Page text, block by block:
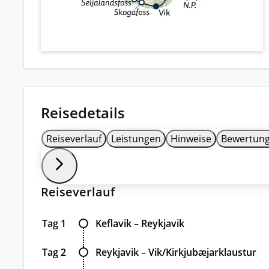
Reisedetails
Reiseverlauf Leistungen Hinweise
Reiseverlauf
Tag 1 Keflavik – Reykjavik
Tag 2
Reykjavik – Vik/Kirkjubæjarklaustur